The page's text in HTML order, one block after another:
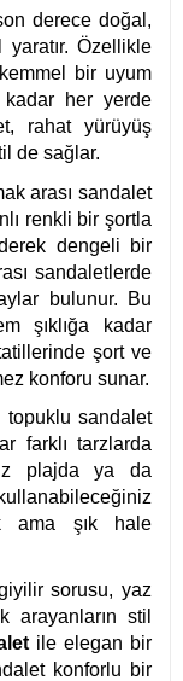
derece doğal,
Özellikle
bir uyum
kadar her yerde
rahat yürüyüş
de sağlar.
arası sandalet
renkli bir şortla
dengeli bir
sandaletlerde
bulunur. Bu
şıklığa kadar
şort ve
konforu sunar.
topuklu sandalet
farklı tarzlarda
plajda ya da
ama şık hale
sorusu, yaz
arayanların stil
ile elegan bir
konforlu bir